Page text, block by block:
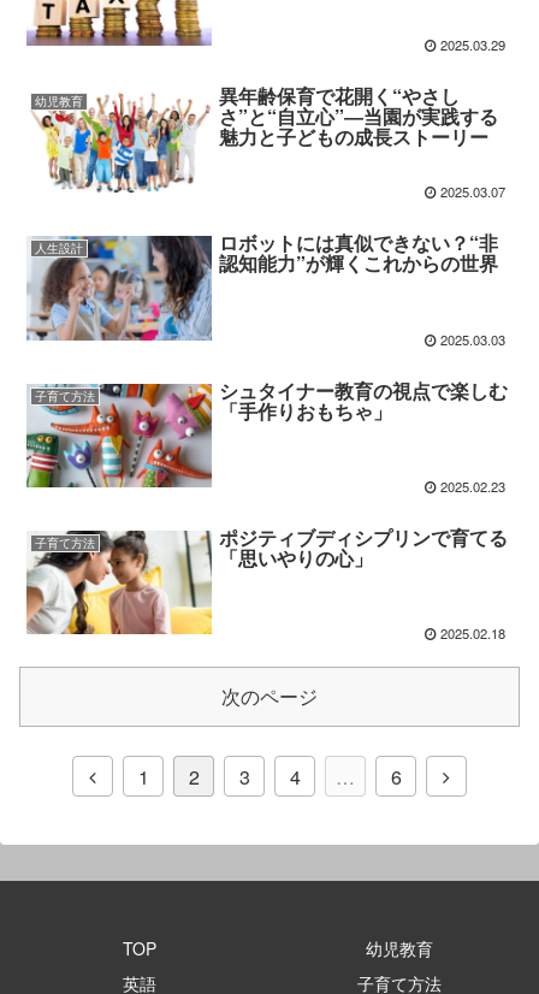
2025.03.29
幼児教育 異年齢保育で花開く“やさし
さ”と“自立心”―当園が実践する
魅力と子どもの成長ストーリー
2025.03.07
人生設計 ロボットには真似できない？“非
認知能力”が輝くこれからの世界
2025.03.03
子育て方法 シュタイナー教育の視点で楽しむ
「手作りおもちゃ」
2025.02.23
子育て方法 ポジティブディシプリンで育てる
「思いやりの心」
2025.02.18
次のページ
1 2 3 4 … 6
TOP
幼児教育
英語
子育て方法